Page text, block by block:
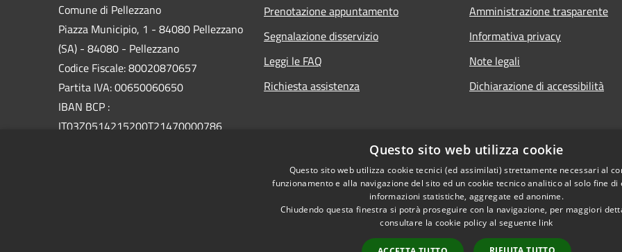
Comune di Pellezzano
Piazza Municipio, 1 - 84080 Pellezzano
(SA) - 84080 - Pellezzano
Codice Fiscale: 80020870657
Partita IVA: 00650060650
IBAN BCP :
IT03Z0514215200T21470000786
Prenotazione appuntamento
Segnalazione disservizio
Leggi le FAQ
Richiesta assistenza
Amministrazione trasparente
Informativa privacy
Note legali
Dichiarazione di accessibilità
Questo sito web utilizza cookie
Questo sito web utilizza cookie tecnici (ed assimilati) strettamente necessari al
funzionamento e alla navigazione del sito ed un cookie tecnico analitico al solo fine di
informazioni statistiche, aggregate ed anonime.
Chiudendo questa finestra si potrà proseguire con la navigazione, per maggiori
consultare la cookie policy al seguente link